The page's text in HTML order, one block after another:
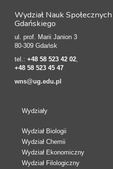
Wydział Nauk
Gdańskiego
ul. prof. Marii Janion 3
80-309 Gdańsk
tel.: +48 58 523 42 02
+48 58 523 45 47
wns@ug.edu.pl
Wydziały
Wydział Biologii
Wydział Chemii
Wydział Ekonomiczny
Wydział Filologiczny